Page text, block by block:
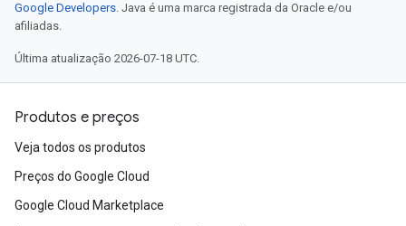
Google Developers. Java é uma marca registrada da Oracle e/ou
afiliadas.
Última atualização 2026-07-18 UTC.
Produtos e preços
Veja todos os produtos
Preços do Google Cloud
Google Cloud Marketplace